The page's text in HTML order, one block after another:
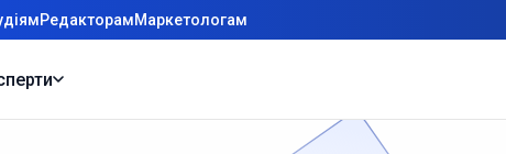
РедакторамМаркетологам